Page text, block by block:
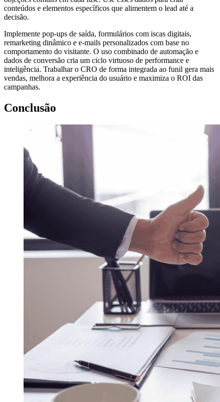
conteúdos e elementos específicos que alimentem o lead até a
decisão.
Implemente pop-ups de saída, formulários com iscas digitais,
remarketing dinâmico e e-mails personalizados com base no
comportamento do visitante. O uso combinado de automação e
dados de conversão cria um ciclo virtuoso de performance e
inteligência. Trabalhar o CRO de forma integrada ao funil gera mais
vendas, melhora a experiência do usuário e maximiza o ROI das
campanhas.
Conclusão